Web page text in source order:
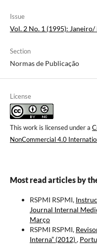
Issue
Vol. 2 No. 1 (1995):
Section
Normas de Publicação
License
This work is licensed under a
NonCommercial 4.0
Most read articles by
RSPMI RSPMI,
Journal Internal
Março
RSPMI RSPMI,
Interna” (2012),